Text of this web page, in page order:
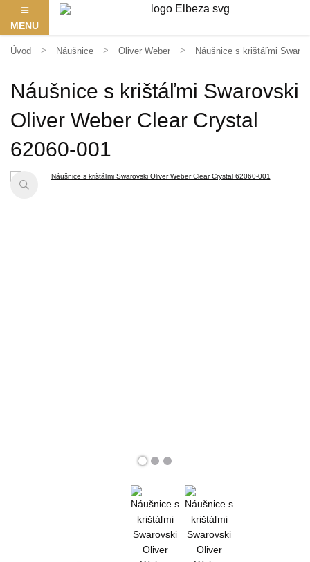
MENU
Úvod Náušnice Oliver Weber Náušnice s krištáľmi
Náušnice s krištáľmi Swarovski
Oliver Weber Clear Crystal
62060-001